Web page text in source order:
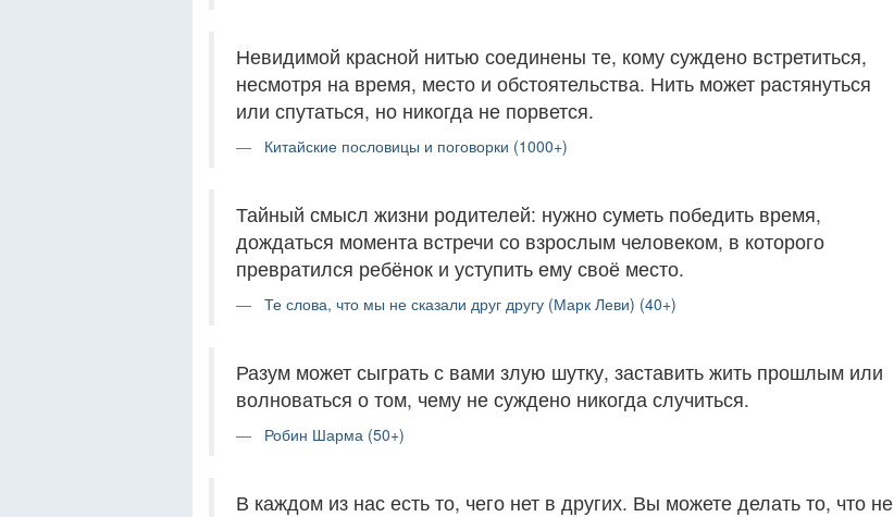
Невидимой красной нитью соединены те, кому суждено встретиться,
несмотря на время, место и обстоятельства. Нить может растянуться
или спутаться, но никогда не порвется.
Китайские пословицы и поговорки (1000+)
Тайный смысл жизни родителей: нужно суметь победить время,
дождаться момента встречи со взрослым человеком, в которого
превратился ребёнок и уступить ему своё место.
Те слова, что мы не сказали друг другу (Марк Леви) (40+)
Разум может сыграть с вами злую шутку, заставить жить прошлым или
волноваться о том, чему не суждено никогда случиться.
Робин Шарма (50+)
В каждом из нас есть то, чего нет в других. Вы можете делать то, что не